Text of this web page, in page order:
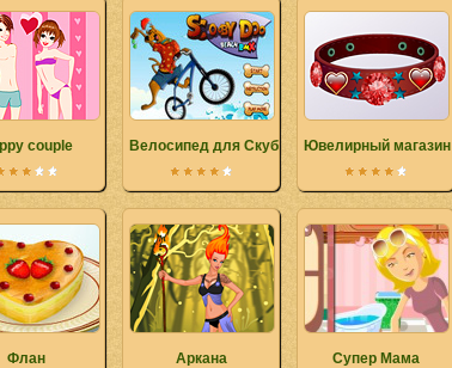
couple Велосипед для Скуби-дуЮвелирный магазин
Флан Аркана Супер Мама